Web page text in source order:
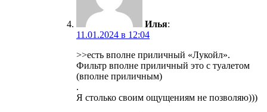
Илья:
11.01.2024 в 12:04
>>есть вполне приличный «Лукойл».
Фильтр вполне приличный это с туалетом
(вполне приличным)
.
Я столько своим ощущениям не позволяю)))